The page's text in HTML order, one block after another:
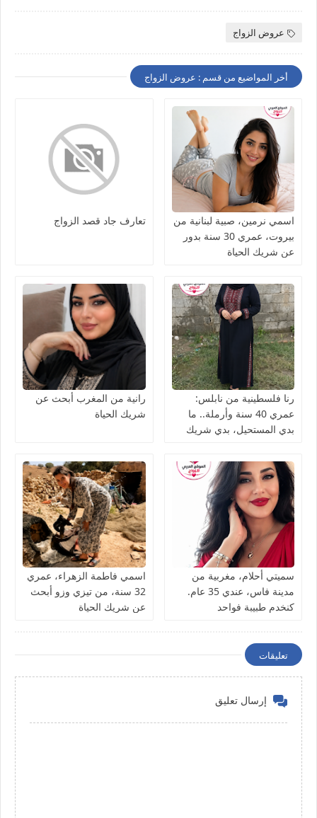
عروض الزواج
أخر المواضيع من قسم : عروض الزواج
اسمي نرمين، صبية لبنانية من
بيروت، عمري 30 سنة بدور
عن شريك الحياة
تعارف جاد قصد الزواج
رنا فلسطينية من نابلس:
عمري 40 سنة وأرملة.. ما
بدي المستحيل، بدي شريك
رانية من المغرب أبحث عن
شريك الحياة
سميتي أحلام، مغربية من
مدينة فاس، عندي 35 عام.
كنخدم طبيبة فواحد
قيمة المرأة
اسمي فاطمة الزهراء، عمري
32 سنة، من تيزي وزو أبحث
عن شريك الحياة
تعليقات
إرسال تعليق